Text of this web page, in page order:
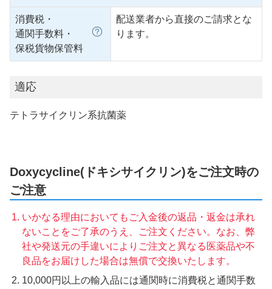
消費税・
通関手数料・
保税貨物保管料
配送業者から直接のご請求とな
ります。
適応
テトラサイクリン系抗菌薬
Doxycycline(ドキシサイクリン)をご注文時の
ご注意
いかなる理由においてもご入金後の返品・返金は承れ
ないことをご了承のうえ、ご注文ください。なお、弊
社や発送元の手違いによりご注文と異なる医薬品や不
良品をお届けした場合は無償で交換いたします。
10,000円以上の輸入品には通関時に消費税と通関手数